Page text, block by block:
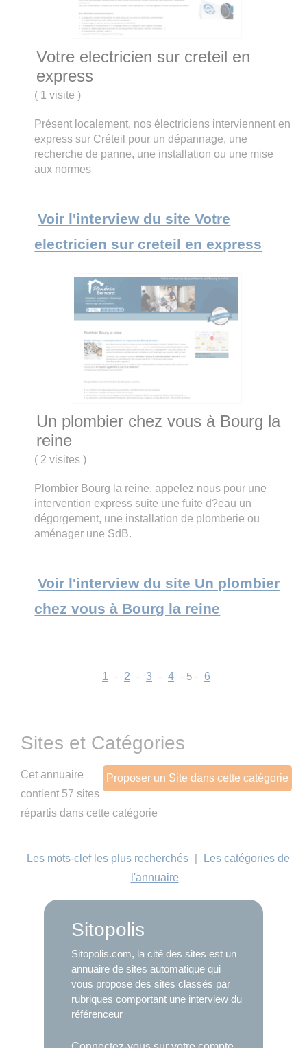
Votre electricien sur creteil en
express
( 1 visite)
Présent localement, nos électriciens interviennent en
express sur Créteil pour un dépannage, une
recherche de panne, une installation ou une mise
aux normes
Voir l'interview du site Votre
electricien sur creteil en express
Un plombier chez vous à Bourg la
reine
( 2 visites)
Plombier Bourg la reine, appelez nous pour une
intervention express suite une fuite d?eau un
dégorgement, une installation de plomberie ou
aménager une SdB.
Voir l'interview du site Un plombier
chez vous à Bourg la reine
1 - 2 - 3 - 4 - 5 - 6
Sites et Catégories
Proposer un Site dans cette catégorie
Cet annuaire
contient 57 sites
répartis dans cette catégorie
Les mots-clef les plus recherchés |
Les catégories de
l'annuaire
Sitopolis
Sitopolis.com, la cité des sites est un
annuaire de sites automatique qui
vous propose des sites classés par
rubriques comportant une interview du
référenceur